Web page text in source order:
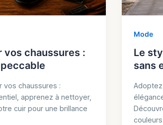
vos chaussures :
vos chaussures :
apprenez à nettoyer,
cuir pour une brillance
Mode
Le
sans